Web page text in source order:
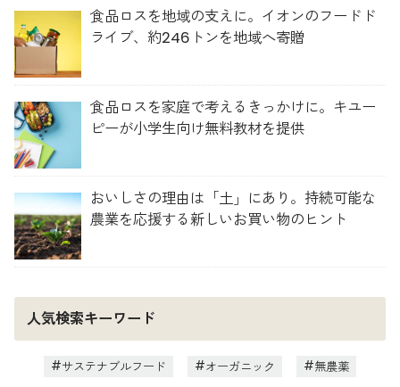
食品ロスを地域の支えに。イオンのフードド
ライブ、約246トンを地域へ寄贈
食品ロスを家庭で考えるきっかけに。キユー
ピーが小学生向け無料教材を提供
おいしさの理由は「土」にあり。持続可能な
農業を応援する新しいお買い物のヒント
人気検索キーワード
サステナブルフード オーガニック 無農薬